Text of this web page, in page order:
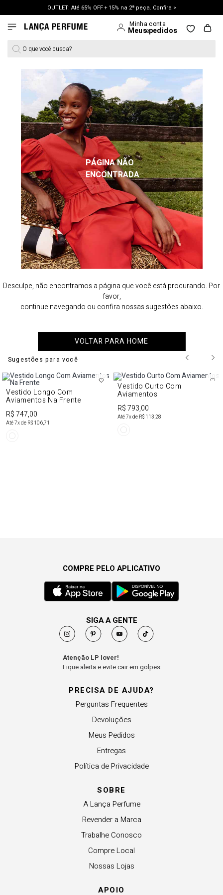
OUTLET: Até 65% OFF + 15% na 2ª peça. Confira >
LANÇAMENTO PRIMAVERA 27. Clique e aproveite.
O que você busca?
PÁGINA NÃO
ENCONTRADA
Desculpe, não encontramos a página que você está procurando. Por
favor,
continue navegando ou confira nossas sugestões abaixo.
VOLTAR PARA HOME
Sugestões para você
Vestido Longo Com
Aviamentos Na Frente
R$ 747,00
Até7x de R$ 106,71
Vestido Curto Com
Aviamentos
R$ 793,00
Até7x de R$ 113,28
PRECISA DE AJUDA?
Perguntas Frequentes
Devoluções
Meus Pedidos
Entregas
Política de Privacidade
SOBRE
A Lança Perfume
Revender a Marca
Trabalhe Conosco
Compre Local
Nossas Lojas
APOIO
COMPRE PELO APLICATIVO
SIGA A GENTE
Atenção LP lover!
Fique alerta e evite cair em golpes